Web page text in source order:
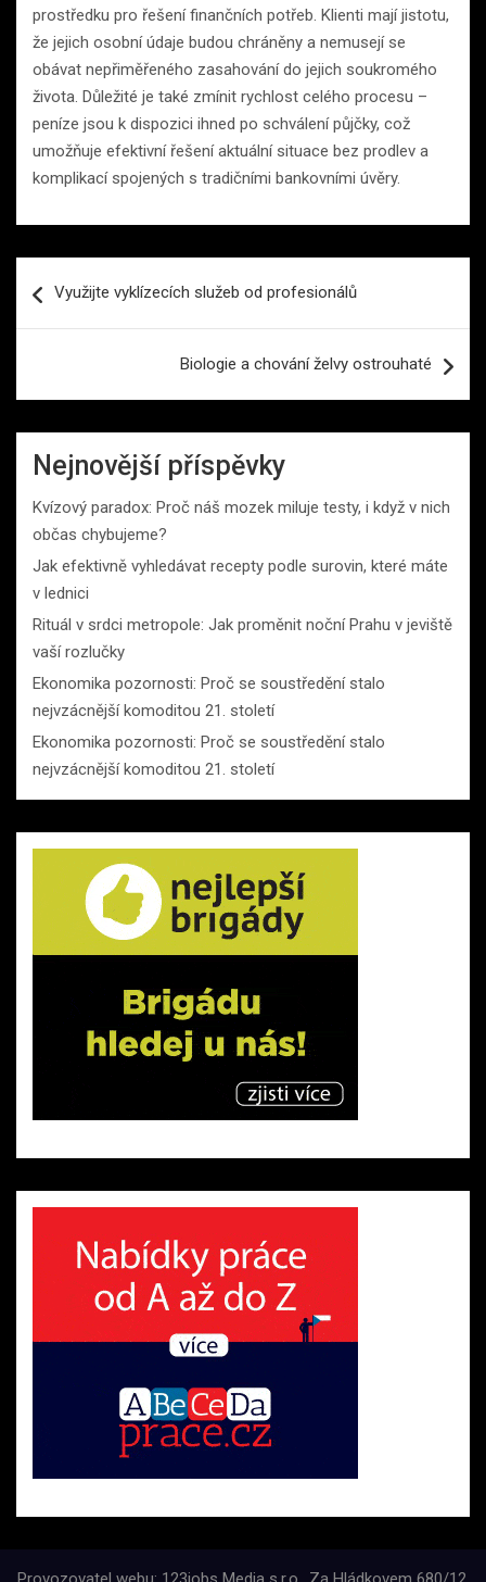
prostředku pro řešení finančních potřeb. Klienti mají jistotu,
že jejich osobní údaje budou chráněny a nemusejí se
obávat nepřiměřeného zasahování do jejich soukromého
života. Důležité je také zmínit rychlost celého procesu –
peníze jsou k dispozici ihned po schválení půjčky, což
umožňuje efektivní řešení aktuální situace bez prodlev a
komplikací spojených s tradičními bankovními úvěry.
pro
Využijte vyklízecích služeb od profesionálů
Biologie a chování želvy ostrouhaté
Nejnovější příspěvky
Kvízový paradox: Proč náš mozek miluje testy, i když v nich
občas chybujeme?
Jak efektivně vyhledávat recepty podle surovin, které máte
v lednici
Rituál v srdci metropole: Jak proměnit noční Prahu v jeviště
vaší rozlučky
Ekonomika pozornosti: Proč se soustředění stalo
nejvzácnější komoditou 21. století
Ekonomika pozornosti: Proč se soustředění stalo
nejvzácnější komoditou 21. století